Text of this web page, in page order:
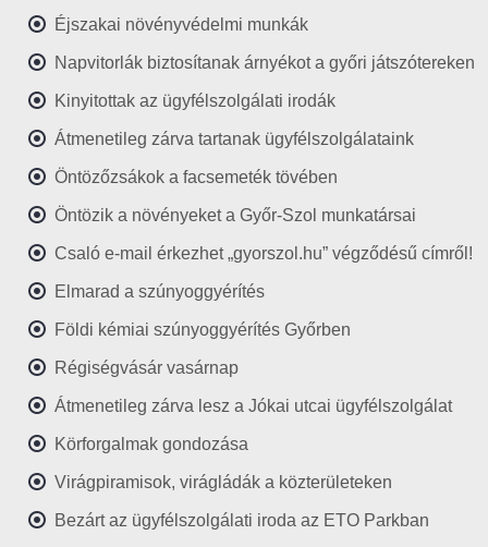
Éjszakai növényvédelmi munkák
Napvitorlák biztosítanak árnyékot a győri játszótereken
Kinyitottak az ügyfélszolgálati irodák
Átmenetileg zárva tartanak ügyfélszolgálataink
Öntözőzsákok a facsemeték tövében
Öntözik a növényeket a Győr-Szol munkatársai
Csaló e-mail érkezhet „gyorszol.hu” végződésű címről!
Elmarad a szúnyoggyérítés
Földi kémiai szúnyoggyérítés Győrben
Régiségvásár vasárnap
Átmenetileg zárva lesz a Jókai utcai ügyfélszolgálat
Körforgalmak gondozása
Virágpiramisok, virágládák a közterületeken
Bezárt az ügyfélszolgálati iroda az ETO Parkban